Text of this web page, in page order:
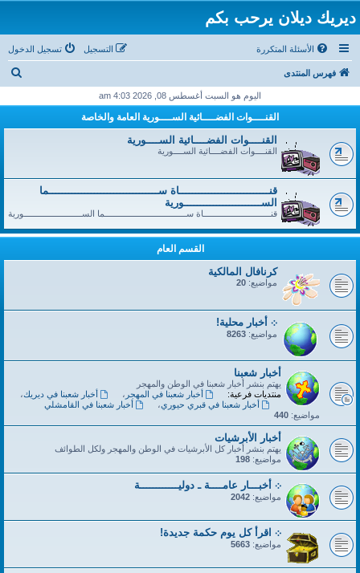
ديريك ديلان يرحب بكم
الأسئلة المتكررة تسجيل الدخول التسجيل
فهرس المنتدى
اليوم هو السبت أغسطس 08, 2026 4:03 am
القنــــوات الفضــــائية الســــورية العامة والخاصة
القنــــوات الفضــــائية الســــورية
القنــــوات الفضــــائية الســــورية
قنــــــــــــــــــــــــــــاة ســــــــــــــــــــــــــــــــــما
الســــــــــــــــــــــــورية
قنــــــــــــــــــــــــــــاة ســــــــــــــــــــــــــــــــــما الســــــــــــــــــــــــورية
القسم العام
كرنافال المالكية
مواضيع: 20
܀ أخبار محلية!
مواضيع: 8263
أخبار شعبنا
يهتم بنشر أخبار شعبنا في الوطن والمهجر
منتديات فرعية:
أخبار شعبنا في المهجر ، أخبار شعبنا في ديريك،
أخبار شعبنا في قبري حيوري،
أخبار شعبنا في القامشلي
مواضيع: 440
أخبار الأبرشيات
يهتم بنشر أخبار كل الأبرشيات في الوطن والمهجر ولكل الطوائف
مواضيع: 198
܀ أخبـــار عامــــة ـ دوليــــــــــــة
مواضيع: 2042
܀ اقرأ كل يوم حكمة جديدة!
مواضيع: 5663